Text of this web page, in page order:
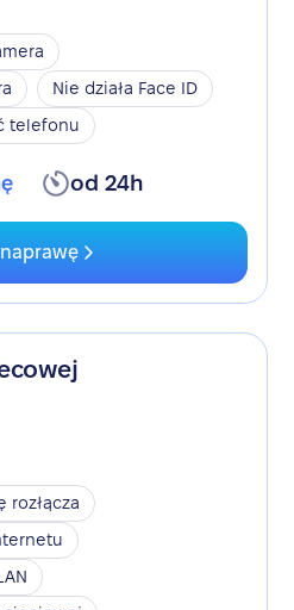
Nie działa Face ID
telefonu
od 24h
rozłącza